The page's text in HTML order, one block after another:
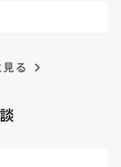
見る